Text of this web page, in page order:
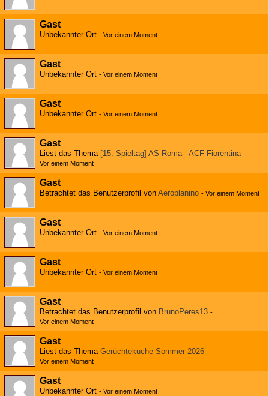
Gast
Unbekannter Ort - Vor einem Moment
Gast
Unbekannter Ort - Vor einem Moment
Gast
Unbekannter Ort - Vor einem Moment
Gast
Liest das Thema [15. Spieltag] AS Roma - ACF Fiorentina -
Vor einem Moment
Gast
Betrachtet das Benutzerprofil von Aeroplanino - Vor einem Moment
Gast
Unbekannter Ort - Vor einem Moment
Gast
Unbekannter Ort - Vor einem Moment
Gast
Betrachtet das Benutzerprofil von BrunoPeres13 -
Vor einem Moment
Gast
Liest das Thema Gerüchteküche Sommer 2026 -
Vor einem Moment
Gast
Unbekannter Ort - Vor einem Moment